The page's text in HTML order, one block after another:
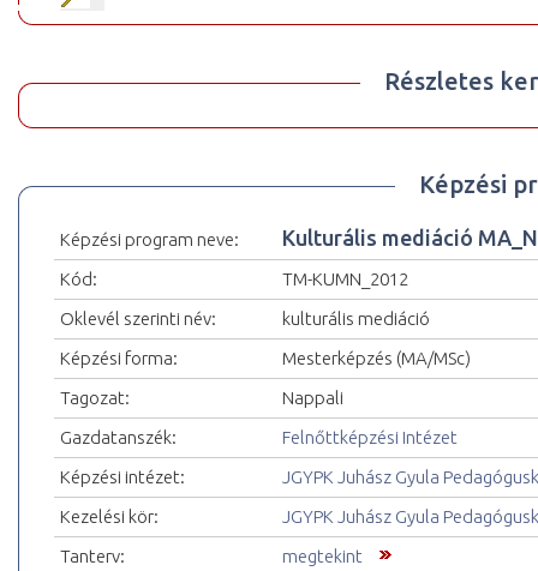
Részletes
Képzési
Képzési program neve: Kulturális mediáció
Kód:
TM-KUMN_2012
Oklevél szerinti név:
kulturális mediáció
Képzési forma:
Mesterképzés (MA/MSc)
Tagozat:
Nappali
Gazdatanszék:
Felnőttképzési Intézet
Képzési intézet:
JGYPK Juhász Gyula
Kezelési kör:
JGYPK Juhász Gyula
Tanterv:
megtekint